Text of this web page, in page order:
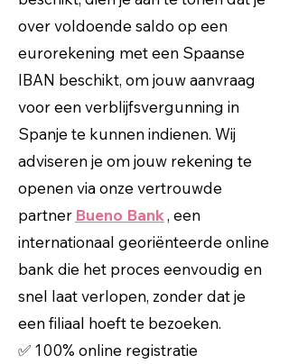
over voldoende saldo op een
eurorekening met een Spaanse
IBAN beschikt, om jouw aanvraag
voor een verblijfsvergunning in
Spanje te kunnen indienen. Wij
adviseren je om jouw rekening te
openen via onze vertrouwde
partner Bueno Bank, een
internationaal georiënteerde online
bank die het proces eenvoudig en
snel laat verlopen, zonder dat je
een filiaal hoeft te bezoeken.
✅ 100% online registratie